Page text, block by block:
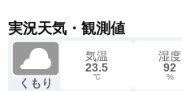
実況天気・観測値
くもり
気温
23.5
℃
湿度
92
%